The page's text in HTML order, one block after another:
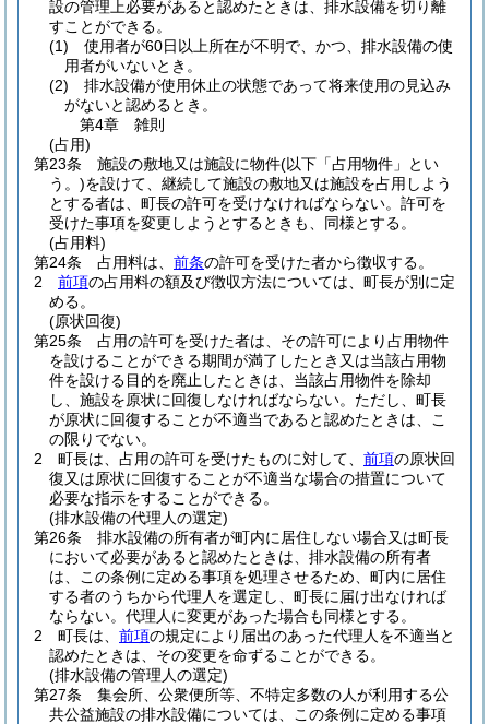
設の管理上必要があると認めたときは、排水設備を切り離
すことができる。
(1)
使用者が60日以上所在が不明で、かつ、排水設備の使
用者がいないとき。
(2)
排水設備が使用休止の状態であって将来使用の見込み
がないと認めるとき。
第4章
雑則
(占用)
第23条
施設の敷地又は施設に物件(以下「占用物件」とい
う。)を設けて、継続して施設の敷地又は施設を占用しよう
とする者は、町長の許可を受けなければならない。 許可を
受けた事項を変更しようとするときも、同様とする。
(占用料)
第24条
占用料は、 前条の許可を受けた者から徴収する。
2
前項の占用料の額及び徴収方法については、町長が別に定
める。
(原状回復)
第25条
占用の許可を受けた者は、その許可により占用物件
を設けることができる期間が満了したとき又は当該占用物
件を設ける目的を廃止したときは、当該占用物件を除却
し、施設を原状に回復しなければならない。 ただし、町長
が原状に回復することが不適当であると認めたときは、こ
の限りでない。
2
町長は、占用の許可を受けたものに対して、 前項の原状回
復又は原状に回復することが不適当な場合の措置について
必要な指示をすることができる。
(排水設備の代理人の選定)
第26条
排水設備の所有者が町内に居住しない場合又は町長
において必要があると認めたときは、排水設備の所有者
は、この条例に定める事項を処理させるため、町内に居住
する者のうちから代理人を選定し、町長に届け出なければ
ならない。 代理人に変更があった場合も同様とする。
2
町長は、 前項の規定により届出のあった代理人を不適当と
認めたときは、その変更を命ずることができる。
(排水設備の管理人の選定)
第27条
集会所、公衆便所等、不特定多数の人が利用する公
共公益施設の排水設備については、この条例に定める事項